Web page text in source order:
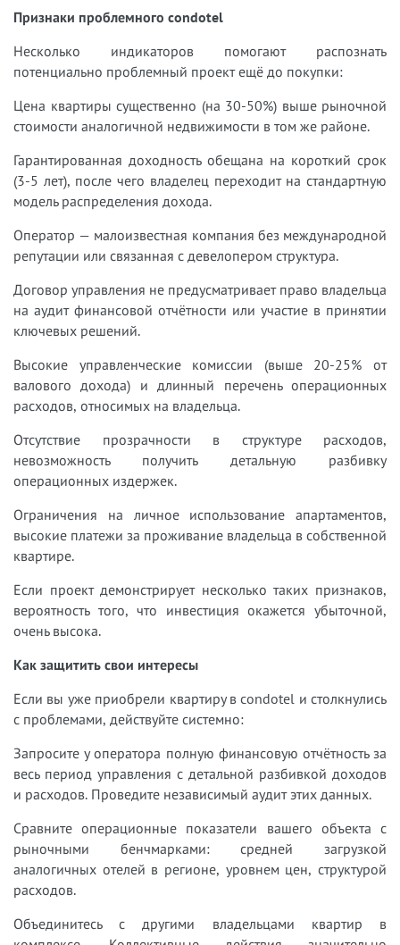
Признаки проблемного condotel
Несколько индикаторов помогают распознать
потенциально проблемный проект ещё до покупки:
Цена квартиры существенно (на 30-50%) выше рыночной
стоимости аналогичной недвижимости в том же районе.
Гарантированная доходность обещана на короткий срок
(3-5 лет), после чего владелец переходит на стандартную
модель распределения дохода.
Оператор — малоизвестная компания без международной
репутации или связанная с девелопером структура.
Договор управления не предусматривает право владельца
на аудит финансовой отчётности или участие в принятии
ключевых решений.
Высокие управленческие комиссии (выше 20-25% от
валового дохода) и длинный перечень операционных
расходов, относимых на владельца.
Отсутствие прозрачности в структуре расходов,
невозможность получить детальную разбивку
операционных издержек.
Ограничения на личное использование апартаментов,
высокие платежи за проживание владельца в собственной
квартире.
Если проект демонстрирует несколько таких признаков,
вероятность того, что инвестиция окажется убыточной,
очень высока.
Как защитить свои интересы
Если вы уже приобрели квартиру в condotel и столкнулись
с проблемами, действуйте системно:
Запросите у оператора полную финансовую отчётность за
весь период управления с детальной разбивкой доходов
и расходов. Проведите независимый аудит этих данных.
Сравните операционные показатели вашего объекта с
рыночными бенчмарками: средней загрузкой
аналогичных отелей в регионе, уровнем цен, структурой
расходов.
Объединитесь с другими владельцами квартир в